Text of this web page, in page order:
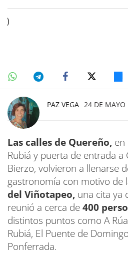
)
PAZ VEGA 24 DE
Las calles de Quereño, en
Rubiá y puerta de entrada a
Bierzo, volvieron a llenarse
gastronomía con motivo de l
del Viñotapeo, una cita ya
reunió a cerca de400
distintos puntos como A
Rubiá, El Puente de
Ponferrada.